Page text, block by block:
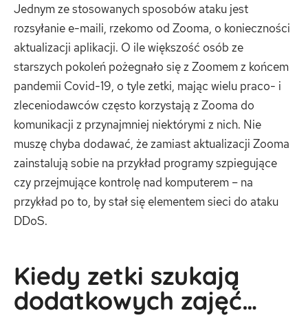
Jednym ze stosowanych sposobów ataku jest
rozsyłanie e-maili, rzekomo od Zooma, o konieczności
aktualizacji aplikacji. O ile większość osób ze
starszych pokoleń pożegnało się z Zoomem z końcem
pandemii Covid-19, o tyle zetki, mając wielu praco- i
zleceniodawców często korzystają z Zooma do
komunikacji z przynajmniej niektórymi z nich. Nie
muszę chyba dodawać, że zamiast aktualizacji Zooma
zainstalują sobie na przykład programy szpiegujące
czy przejmujące kontrolę nad komputerem – na
przykład po to, by stał się elementem sieci do ataku
DDoS.
Kiedy zetki szukają
dodatkowych zajęć…